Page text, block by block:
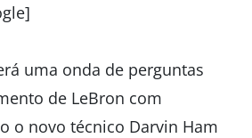
uma onda de perguntas
de LeBron com
o novo técnico Darvin Ham